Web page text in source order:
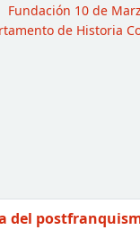
Fundación 10 de
de Historia
del